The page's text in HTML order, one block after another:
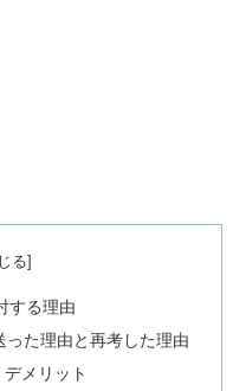
する理由
た理由と再考した理由
メリット